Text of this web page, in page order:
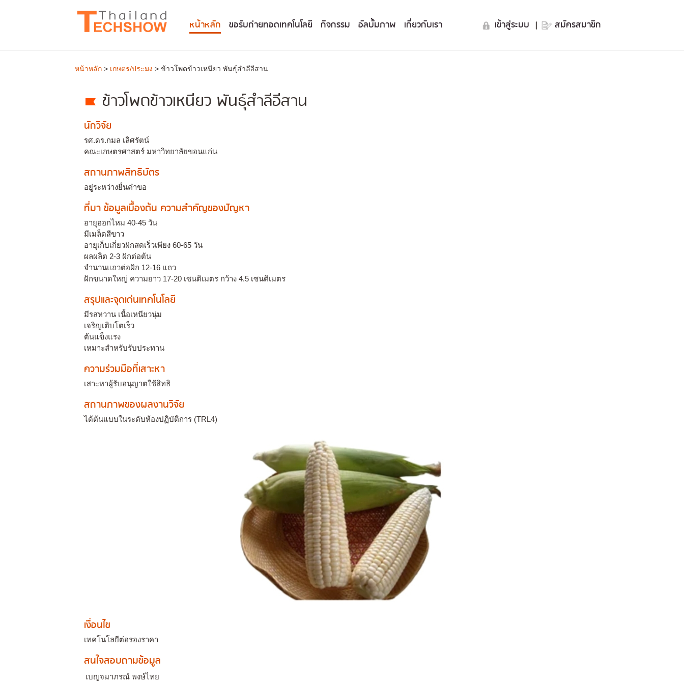
หน้าหลัก ขอรับถ่ายทอดเทคโนโลยี กิจกรรม อัลบั้มภาพ เกี่ยวกับเรา เข้าสู่ระบบ | สมัครสมาชิก
หน้าหลัก > เกษตร/ประมง > ข้าวโพดข้าวเหนียว พันธุ์สำลีอีสาน
ข้าวโพดข้าวเหนียว พันธุ์สำลีอีสาน
นักวิจัย
รศ.ดร.กมล เลิศรัตน์
คณะเกษตรศาสตร์ มหาวิทยาลัยขอนแก่น
สถานภาพสิทธิบัตร
อยู่ระหว่างยื่นคำขอ
ที่มา ข้อมูลเบื้องต้น ความสำคัญของปัญหา
อายุออกไหม 40-45 วัน
มีเมล็ดสีขาว
อายุเก็บเกี่ยวฝักสดเร็วเพียง 60-65 วัน
ผลผลิต 2-3 ฝักต่อต้น
จำนวนแถวต่อฝัก 12-16 แถว
ฝักขนาดใหญ่ ความยาว 17-20 เซนติเมตร กว้าง 4.5 เซนติเมตร
สรุปและจุดเด่นเทคโนโลยี
มีรสหวาน เนื้อเหนียวนุ่ม
เจริญเติบโตเร็ว
ต้นแข็งแรง
เหมาะสำหรับรับประทาน
ความร่วมมือที่เสาะหา
เสาะหาผู้รับอนุญาตใช้สิทธิ
สถานภาพของผลงานวิจัย
ได้ต้นแบบในระดับห้องปฏิบัติการ (TRL4)
เงื่อนไข
เทคโนโลยีต่อรองราคา
สนใจสอบถามข้อมูล
เบญจมาภรณ์ พงษ์ไทย